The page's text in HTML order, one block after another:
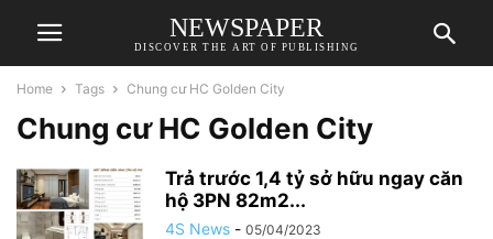
NEWSPAPER
DISCOVER THE ART OF PUBLISHING
Home Tags Chung cư HC Golden City
Chung cư HC Golden City
Trả trước 1,4 tỷ sở hữu ngay căn
hộ 3PN 82m2...
4S News - 05/04/2023